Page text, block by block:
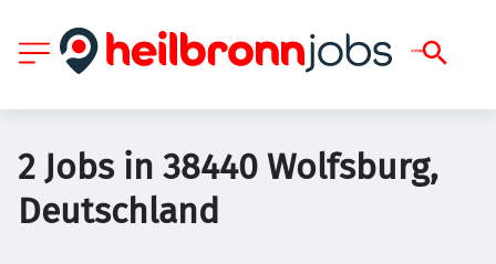
2 Jobs in 38440 Wolfsburg,
Deutschland